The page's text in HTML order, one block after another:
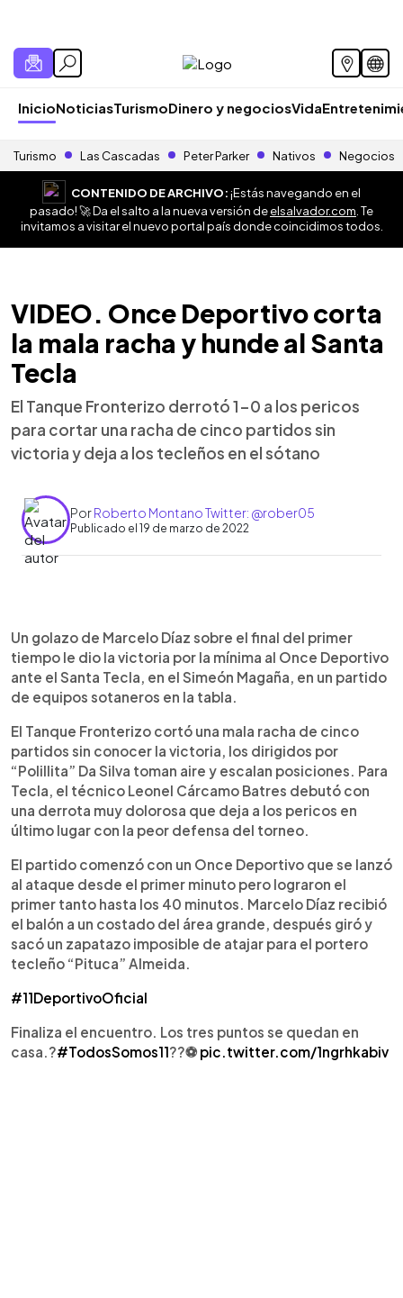
InicioNoticiasTurismoDinero y negociosVida
Turismo Las Cascadas Peter Parker Nativos Negocios
CONTENIDO DE ARCHIVO:¡Estás navegando en el
pasado! 🚀 Da el salto a la nueva versión deelsalvador.com . Te
invitamos a visitar el nuevo portal país donde coincidimos todos.
VIDEO. Once Deportivo corta
la mala racha y hunde al Santa
Tecla
El Tanque Fronterizo derrotó 1-0 a los pericos
para cortar una racha de cinco partidos sin
victoria y deja a los tecleños en el sótano
PorRoberto Montano Twitter: @rober05
Publicado el 19 de marzo de 2022
Escuchar artículo
Un golazo de Marcelo Díaz sobre el final del primer
tiempo le dio la victoria por la mínima al Once Deportivo
ante el Santa Tecla, en el Simeón Magaña, en un partido
de equipos sotaneros en la tabla.
El Tanque Fronterizo cortó una mala racha de cinco
partidos sin conocer la victoria, los dirigidos por
“Polillita” Da Silva toman aire y escalan posiciones. Para
Tecla, el técnico Leonel Cárcamo Batres debutó con
una derrota muy dolorosa que deja a los pericos en
último lugar con la peor defensa del torneo.
El partido comenzó con un Once Deportivo que se lanzó
al ataque desde el primer minuto pero lograron el
primer tanto hasta los 40 minutos. Marcelo Díaz recibió
el balón a un costado del área grande, después giró y
sacó un zapatazo imposible de atajar para el portero
tecleño “Pituca” Almeida.
#11DeportivoOficial
Finaliza el encuentro. Los tres puntos se quedan en
casa.?#TodosSomos11??⚽️ pic.twitter.com/1ngrhkabiv